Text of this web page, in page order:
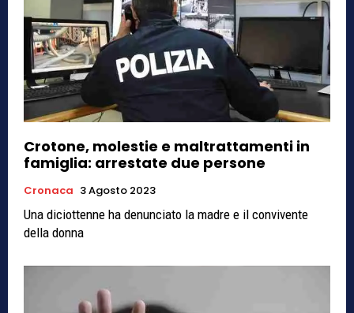
Crotone, molestie e maltrattamenti in
famiglia: arrestate due persone
Cronaca 3 Agosto 2023
Una diciottenne ha denunciato la madre e il convivente
della donna